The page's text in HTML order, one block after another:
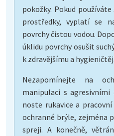
pokožky. Pokud
prostředky, vyplatí se
povrchy čistou vodou.
úklidu povrchy osušit
k zdravějšímu a
Nezapomínejte na
manipulaci s
noste rukavice a
ochranné brýle, zejména
spreji. A konečně,